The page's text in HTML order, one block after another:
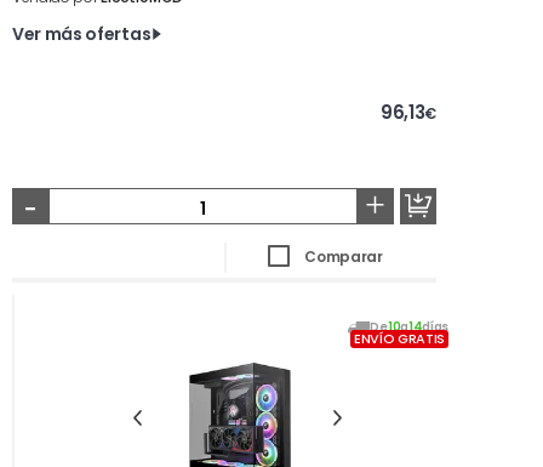
Ver más ofertas
96,13€
- +
Comparar
De10a14días
ENVÍO GRATIS